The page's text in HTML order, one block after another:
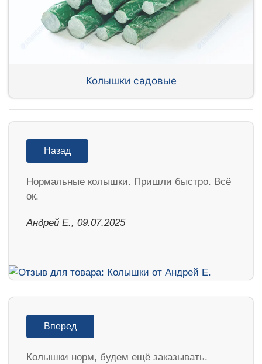
Колышки садовые
Назад
Нормальные колышки. Пришли быстро. Всё
ок.
Андрей Е., 09.07.2025
Вперед
Колышки норм, будем ещё заказывать.